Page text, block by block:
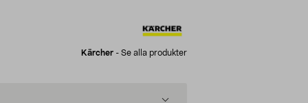
Kärcher - Se alla produkter